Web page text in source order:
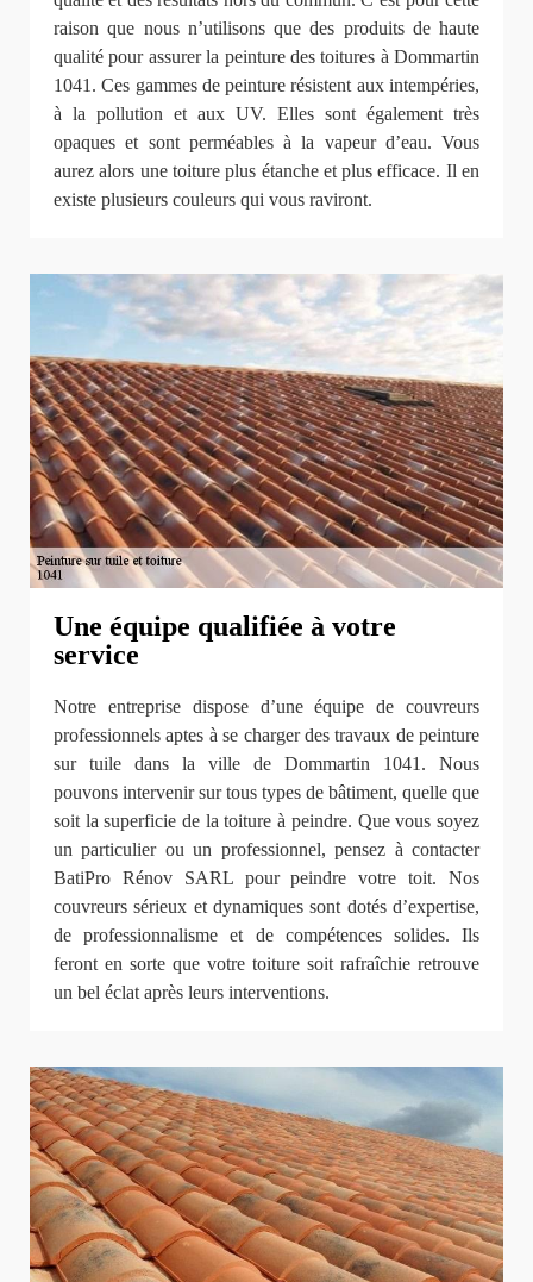
raison que nous n’utilisons que des produits de haute
qualité pour assurer la peinture des toitures à Dommartin
1041. Ces gammes de peinture résistent aux intempéries,
à la pollution et aux UV. Elles sont également très
opaques et sont perméables à la vapeur d’eau. Vous
aurez alors une toiture plus étanche et plus efficace. Il en
existe plusieurs couleurs qui vous raviront.
Une équipe qualifiée à votre
service
Notre entreprise dispose d’une équipe de couvreurs
professionnels aptes à se charger des travaux de peinture
sur tuile dans la ville de Dommartin 1041. Nous
pouvons intervenir sur tous types de bâtiment, quelle que
soit la superficie de la toiture à peindre. Que vous soyez
un particulier ou un professionnel, pensez à contacter
BatiPro Rénov SARL pour peindre votre toit. Nos
couvreurs sérieux et dynamiques sont dotés d’expertise,
de professionnalisme et de compétences solides. Ils
feront en sorte que votre toiture soit rafraîchie retrouve
un bel éclat après leurs interventions.